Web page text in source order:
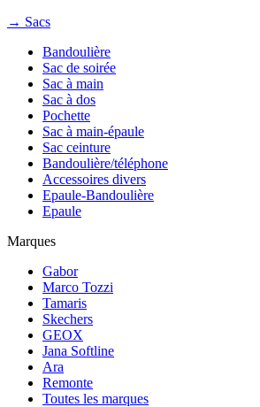
→ Sacs
Bandoulière
Sac de soirée
Sac à main
Sac à dos
Pochette
Sac à main-épaule
Sac ceinture
Bandoulière/téléphone
Accessoires divers
Epaule-Bandoulière
Epaule
Marques
Gabor
Marco Tozzi
Tamaris
Skechers
GEOX
Jana Softline
Ara
Remonte
Toutes les marques